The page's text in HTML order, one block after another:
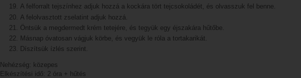
A felforralt tejszínhez adjuk hozzá a kockára tört tejcsokoládét, és olvasszuk fel benne.
A felolvasztott zselatint adjuk hozzá.
Öntsük a megdermedt krém tetejére, és tegyük egy éjszakára hűtőbe.
Másnap óvatosan vágjuk körbe, és vegyük le róla a tortakarikát.
Díszítsük ízlés szerint.
Nehézség: közepes
Elkészítési idő: 2 óra + hűtés